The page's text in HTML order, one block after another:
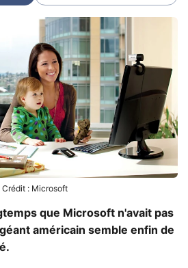
Crédit : Microsoft
que Microsoft n'avait pas
américain semble enfin de